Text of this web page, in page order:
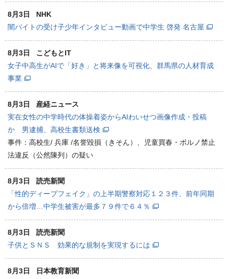
8月3日
NHK
闇バイトの受け子少年インタビュー動画で中学生 啓発 名古屋
8月3日
こどもとIT
女子中高生がAIで「好き」と将来像を可視化、群馬県の人材育成
事業
8月3日
産経ニュース
実在女性の中学時代の体操着姿からAIわいせつ画像作成・投稿
か 男逮捕、高校生書類送検
事件：高校生/ 兵庫 /名誉毀損（きそん）、児童買春・ポルノ禁止
法違反（公然陳列）の疑い
8月3日
読売新聞
「性的ディープフェイク」の上半期警察対応１２３件、前年同期
から倍増…中学生被害が最多７９件で６４％
8月3日
読売新聞
子供とＳＮＳ 効果的な規制を実現するには
8月3日
日本教育新聞